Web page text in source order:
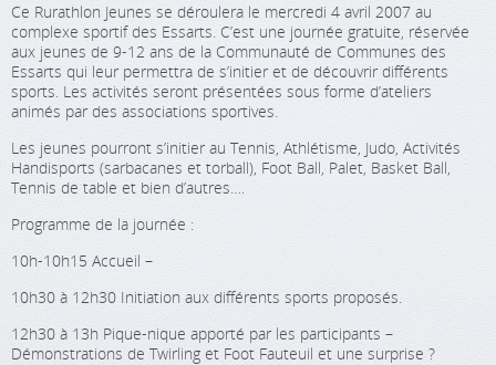
Ce Rurathlon Jeunes se déroulera le mercredi 4 avril 2007 au
complexe sportif des Essarts. C’est une journée gratuite, réservée
aux jeunes de 9-12 ans de la Communauté de Communes des
Essarts qui leur permettra de s’initier et de découvrir différents
sports. Les activités seront présentées sous forme d’ateliers
animés par des associations sportives.
Les jeunes pourront s’initier au Tennis, Athlétisme, Judo, Activités
Handisports (sarbacanes et torball), Foot Ball, Palet, Basket Ball,
Tennis de table et bien d’autres….
Programme de la journée :
10h-10h15 Accueil –
10h30 à 12h30 Initiation aux différents sports proposés.
12h30 à 13h Pique-nique apporté par les participants –
Démonstrations de Twirling et Foot Fauteuil et une surprise ?